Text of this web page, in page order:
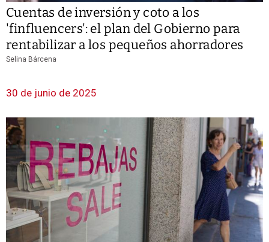
Cuentas de inversión y coto a los
'finfluencers': el plan del Gobierno para
rentabilizar a los pequeños ahorradores
Selina Bárcena
30 de junio de 2025